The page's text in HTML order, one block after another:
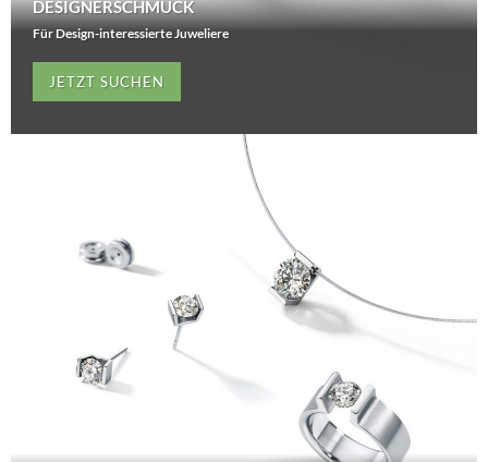
DESIGNERSCHMUCK
Für Design-interessierte Juweliere
JETZT SUCHEN